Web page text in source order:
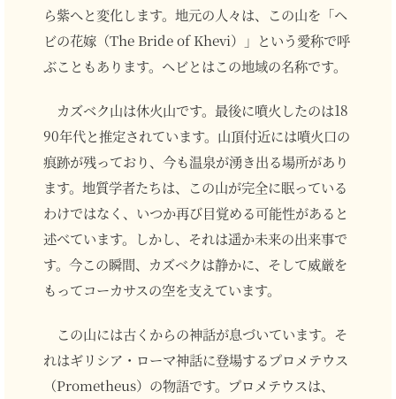
ら紫へと変化します。地元の人々は、この山を「ヘ
ビの花嫁（The Bride of Khevi）」という愛称で呼
ぶこともあります。ヘビとはこの地域の名称です。
カズベク山は休火山です。最後に噴火したのは18
90年代と推定されています。山頂付近には噴火口の
痕跡が残っており、今も温泉が湧き出る場所があり
ます。地質学者たちは、この山が完全に眠っている
わけではなく、いつか再び目覚める可能性があると
述べています。しかし、それは遥か未来の出来事で
す。今この瞬間、カズベクは静かに、そして威厳を
もってコーカサスの空を支えています。
この山には古くからの神話が息づいています。そ
れはギリシア・ローマ神話に登場するプロメテウス
（Prometheus）の物語です。プロメテウスは、